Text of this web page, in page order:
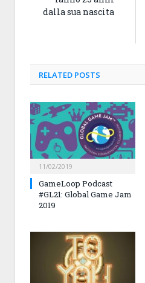
dalla sua nascita
RELATED POSTS
11/02/2019
GameLoop Podcast
#GL21: Global Game Jam
2019